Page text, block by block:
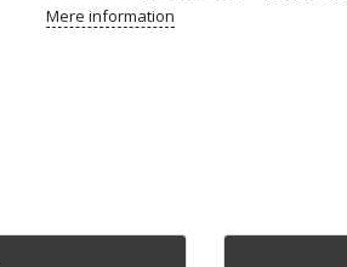
Mere information